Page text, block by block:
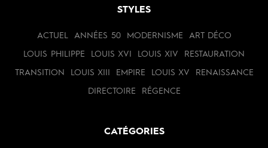
STYLES
ACTUEL ANNÉES 50 MODERNISME ART DÉCO
LOUIS PHILIPPE LOUIS XVI LOUIS XIV RESTAURATION
TRANSITION LOUIS XIII EMPIRE LOUIS XV RENAISSANCE
DIRECTOIRE RÉGENCE
CATÉGORIES